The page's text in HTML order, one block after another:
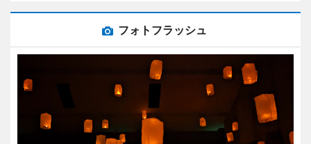
フォトフラッシュ